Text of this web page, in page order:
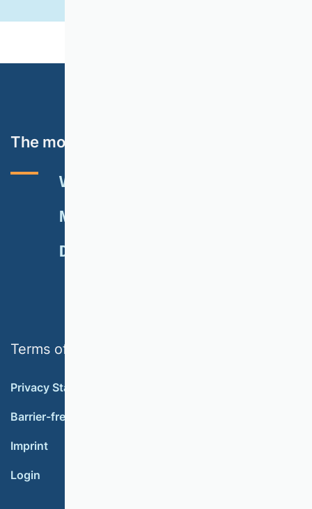
The most important topics
VHB RATING 2024
NEWSLETTER
DONATE
Terms of use
Privacy Statement
Barrier-free accessibility
Imprint
Login